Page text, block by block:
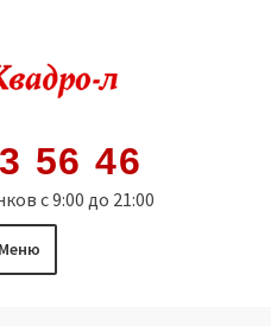
56 46
с 9:00 до 21:00
Меню